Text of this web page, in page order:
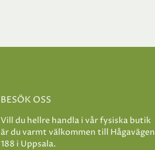
BESÖK OSS
Vill du hellre handla i vår fysiska butik
är du varmt välkommen till Hågavägen
188 i Uppsala.